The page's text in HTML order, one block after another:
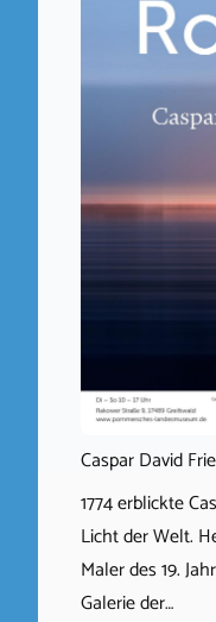
Caspar David
1774 erblickte
Licht der Welt.
Maler des 19.
Galerie der…